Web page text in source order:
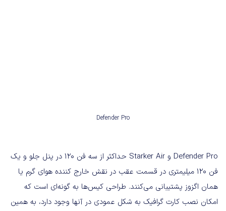
Defender Pro
Defender Pro و Starker Air حداکثر از سه فن ۱۲۰ در پنل جلو و یک
فن ۱۲۰ میلیمتری در قسمت عقب در نقش خارج کننده هوای گرم یا
همان اگزوز پشتیبانی می‌کنند. طراحی کیس‌ها به گونه‌ای است که
امکان نصب کارت گرافیک به شکل عمودی در آنها وجود دارد، به همین